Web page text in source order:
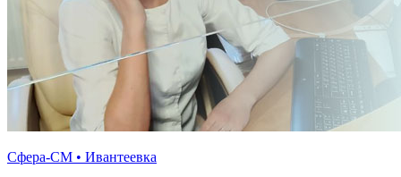
Сфера-СМ • Ивантеевка